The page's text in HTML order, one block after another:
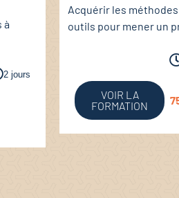
à
2 jours
Acquérir les
outils pour mener un
VOIR LA
FORMATION